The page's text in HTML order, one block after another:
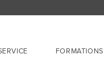
FORMATIONS